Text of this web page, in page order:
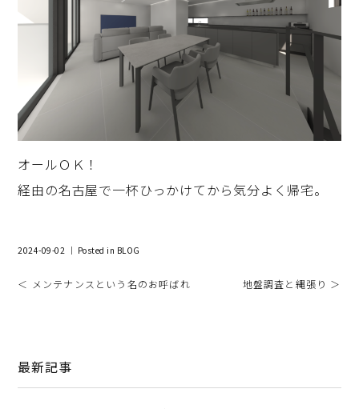
オールＯＫ！
経由の名古屋で一杯ひっかけてから気分よく帰宅。
2024-09-02 ｜ Posted in BLOG
＜ メンテナンスという名のお呼ばれ 地盤調査と縄張り ＞
最新記事